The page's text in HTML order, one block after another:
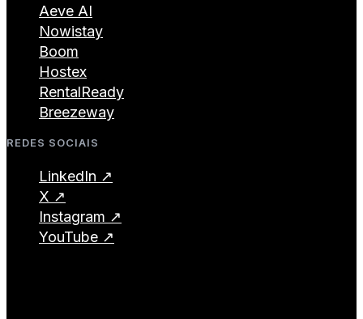
Aeve AI
Nowistay
Boom
Hostex
RentalReady
Breezeway
REDES SOCIAIS
LinkedIn ↗
X ↗
Instagram ↗
YouTube ↗